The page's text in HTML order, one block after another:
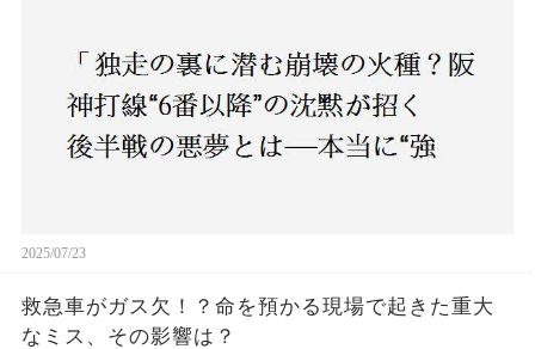
2025/07/23
救急車がガス欠！？命を預かる現場で起きた重大
なミス、その影響は？